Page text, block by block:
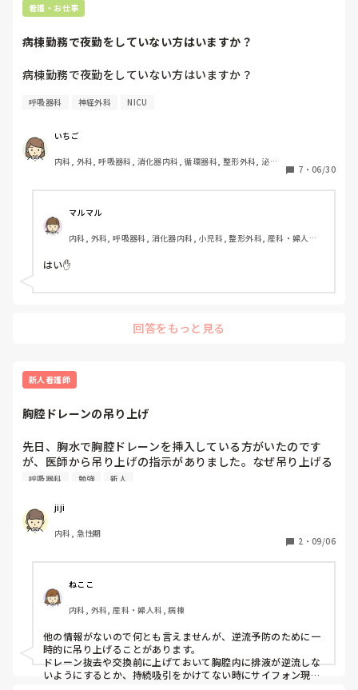
看護・お仕事
病棟勤務で夜勤をしていない方はいますか？
病棟勤務で夜勤をしていない方はいますか？
呼吸器科 神経外科 NICU
いちご
内科, 外科, 呼吸器科, 消化器内科, 循環器科, 整形外科, 泌尿
7 ・ 06/30
マルマル
内科, 外科, 呼吸器科, 消化器内科, 小児科, 整形外科, 産科・婦人科,
経外科, GCU, 消化器外科, 一般病院, 大学病院, 慢性期, 終末期, オ
はい✋
回答をもっと見る
新人看護師
胸腔ドレーンの吊り上げ
先日、胸水で胸腔ドレーンを挿入している方がいたのです
が、医師から吊り上げの指示がありました。なぜ吊り上げる
のですか？
呼吸器科 勉強 新人
jiji
内科, 急性期
2 ・ 09/06
ねここ
内科, 外科, 産科・婦人科, 病棟
他の情報がないので何とも言えませんが、逆流予防のために一
時的に吊り上げることがあります。
ドレーン抜去や交換前に上げておいて胸腔内に排液が逆流しな
いようにするとか、持続吸引をかけてない時にサイフォン現象